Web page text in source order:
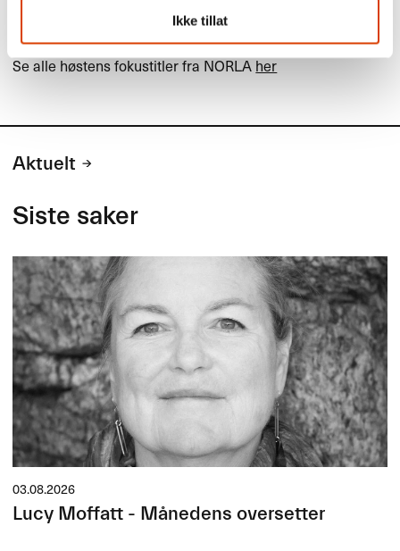
Ikke tillat
Se engelsk presentasjon av boka
Se alle høstens fokustitler fraNORLAher
Aktuelt
Siste saker
03.08.2026
Lucy Moffatt - Månedens oversetter